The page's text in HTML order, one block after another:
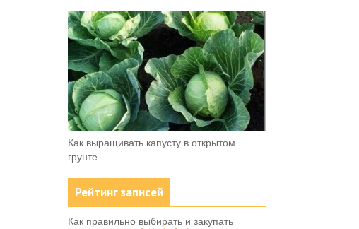
Как выращивать капусту в открытом
грунте
Рейтинг записей
Как правильно выбирать и закупать